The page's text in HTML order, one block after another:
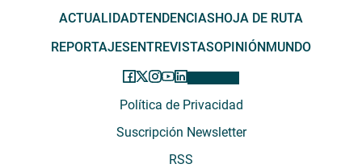
ACTUALIDADTENDENCIASHOJA DE RUTA
REPORTAJESENTREVISTASOPINIÓNMUNDO
Política de Privacidad
Suscripción Newsletter
RSS